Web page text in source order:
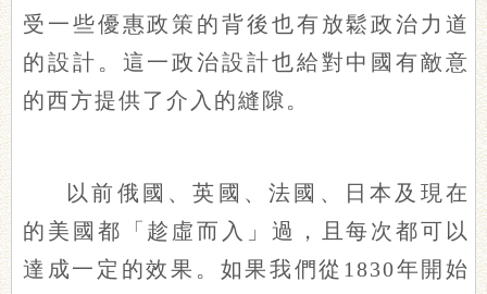
受一些優惠政策的背後也有放鬆政治力道
的設計。這一政治設計也給對中國有敵意
的西方提供了介入的縫隙。
以前俄國、英國、法國、日本及現在
的美國都「趁虛而入」過，且每次都可以
達成一定的效果。如果我們從1830年開始